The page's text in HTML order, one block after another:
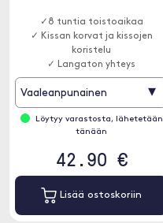
✓8 tuntia toistoaikaa
✓ Kissan korvat ja kissojen
koristelu
✓ Langaton yhteys
Vaaleanpunainen ▾
Löytyy varastosta, lähetetään
tänään
42.90 €
Lisää ostoskoriin